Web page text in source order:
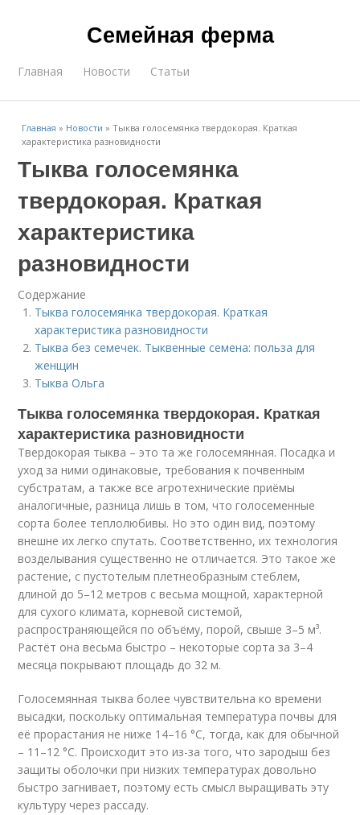
Семейная ферма
Главная Новости Статьи
Главная » Новости »Тыква голосемянка твердокорая. Краткая
характеристика разновидности
Тыква голосемянка
твердокорая. Краткая
характеристика
разновидности
Содержание
Тыква голосемянка твердокорая. Краткая
характеристика разновидности
Тыква без семечек. Тыквенные семена: польза для
женщин
Тыква Ольга
Тыква голосемянка твердокорая. Краткая
характеристика разновидности
Твердокорая тыква – это та же голосемянная. Посадка и
уход за ними одинаковые, требования к почвенным
субстратам, а также все агротехнические приёмы
аналогичные, разница лишь в том, что голосеменные
сорта более теплолюбивы. Но это один вид, поэтому
внешне их легко спутать. Соответственно, их технология
возделывания существенно не отличается. Это такое же
растение, с пустотелым плетнеобразным стеблем,
длиной до 5–12 метров с весьма мощной, характерной
для сухого климата, корневой системой,
распространяющейся по объёму, порой, свыше 3–5 м³.
Растёт она весьма быстро – некоторые сорта за 3–4
месяца покрывают площадь до 32 м.
Голосемянная тыква более чувствительна ко времени
высадки, поскольку оптимальная температура почвы для
её прорастания не ниже 14–16 °C, тогда, как для обычной
– 11–12 °C. Происходит это из-за того, что зародыш без
защиты оболочки при низких температурах довольно
быстро загнивает, поэтому есть смысл выращивать эту
культуру через рассаду.